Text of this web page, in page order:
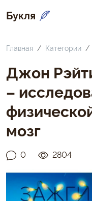
Букля
Главная Категории
Джон
–
мозг
0 2804